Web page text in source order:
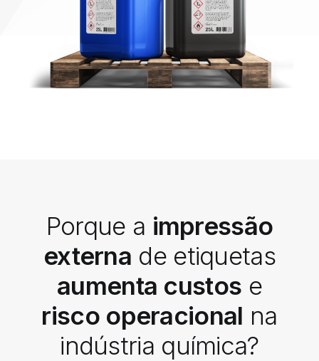
Porque a impressão
externa de etiquetas
aumenta custos e
risco operacional na
indústria química?